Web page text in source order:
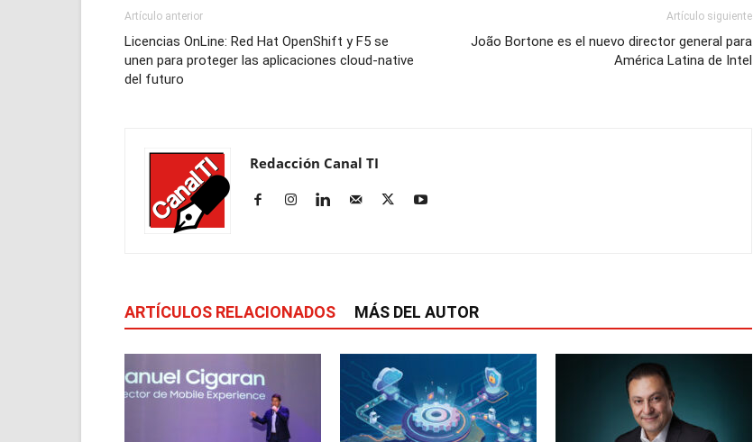
Artículo anterior
Licencias OnLine: Red Hat OpenShift y F5 se
unen para proteger las aplicaciones cloud-native
del futuro
Artículo siguiente
João Bortone es el nuevo director general para
América Latina de Intel
Redacción Canal TI
ARTÍCULOS RELACIONADOS MÁS DEL AUTOR